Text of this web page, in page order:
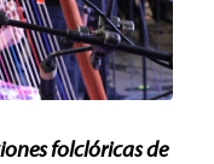
folclóricas de